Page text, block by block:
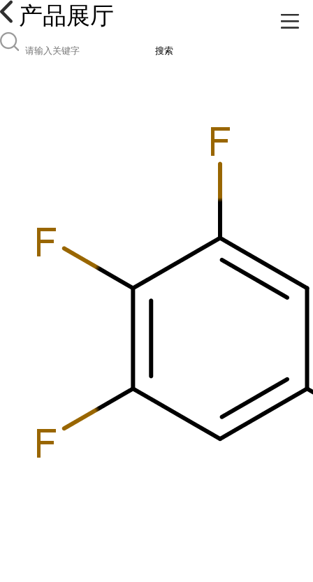
产品展厅
搜索